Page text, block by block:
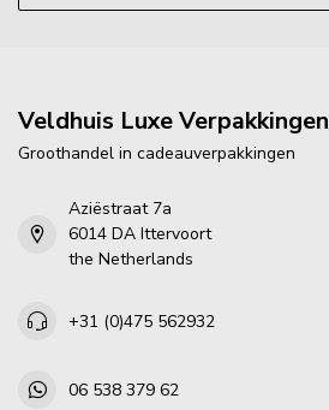
Veldhuis Luxe Verpakkingen
Groothandel in cadeauverpakkingen
Aziëstraat 7a
6014 DA Ittervoort
the Netherlands
+31 (0)475 562932
06 538 379 62